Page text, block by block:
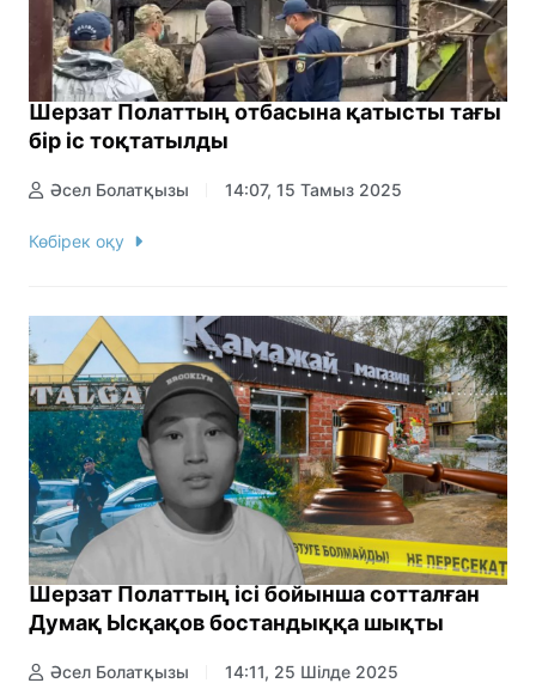
Шерзат Полаттың отбасына қатысты тағы
бір іс тоқтатылды
Әсел Болатқызы 14:07, 15 Тамыз 2025
Көбірек оқу
Шерзат Полаттың ісі бойынша сотталған
Думақ Ысқақов бостандыққа шықты
Әсел Болатқызы 14:11, 25 Шілде 2025